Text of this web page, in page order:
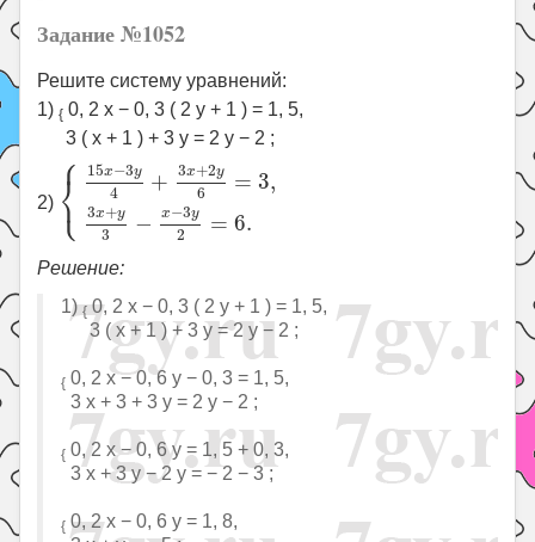
Задание №1052
Решите систему уравнений:
1) { 0, 2 x − 0, 3 ( 2 y + 1 ) = 1, 5,
3 ( x + 1 ) + 3 y = 2 y − 2 ;
2) ⎧
⎨
⎩
15x−3y
4 + 3x+2y
6 = 3,
3x+y
3 − x−3y
2 = 6.
15x− 3y 3x+2y
Решение:
1){0, 2 x − 0, 3 ( 2 y + 1 ) = 1, 5,
3 ( x + 1 ) + 3 y = 2 y − 2 ;
{ 0, 2 x − 0, 6 y − 0, 3 = 1, 5,
3 x + 3 + 3 y = 2 y − 2 ;
{ 0, 2 x − 0, 6 y = 1, 5 + 0, 3,
3 x + 3 y − 2 y = − 2 − 3 ;
{ 0, 2 x − 0, 6 y = 1, 8,